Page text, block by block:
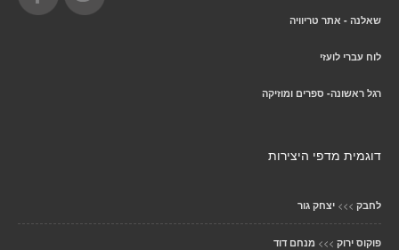
שאלנה - אתר טריוויה
לוח עברי לועזי
רגל ראשונה- ספרים ומוזיקה
דוגמית מדפי היצירות
לחבק >>> יצחק גור
פוקוס ירוק >>> מנחם דוד